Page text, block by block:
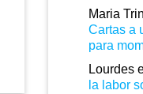
Maria
Cartas a
para
Lourdes
la labor